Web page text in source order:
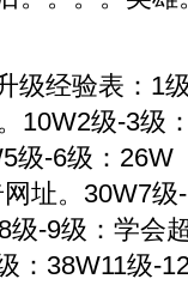
级经验表：1
10W2级-3级
级-6级：26W
址。30W7
-9级：学会
：38W11级-